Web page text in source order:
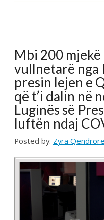
hapat e mëtejmë
Posted by: Zyrja Qendrore
Federata e Sindikatave të
(FSShK) ka mbajtur
me ecurinë e grevës së
nivel vendi, raporton